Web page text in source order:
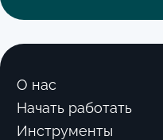
О нас
Начать работать
Инструменты